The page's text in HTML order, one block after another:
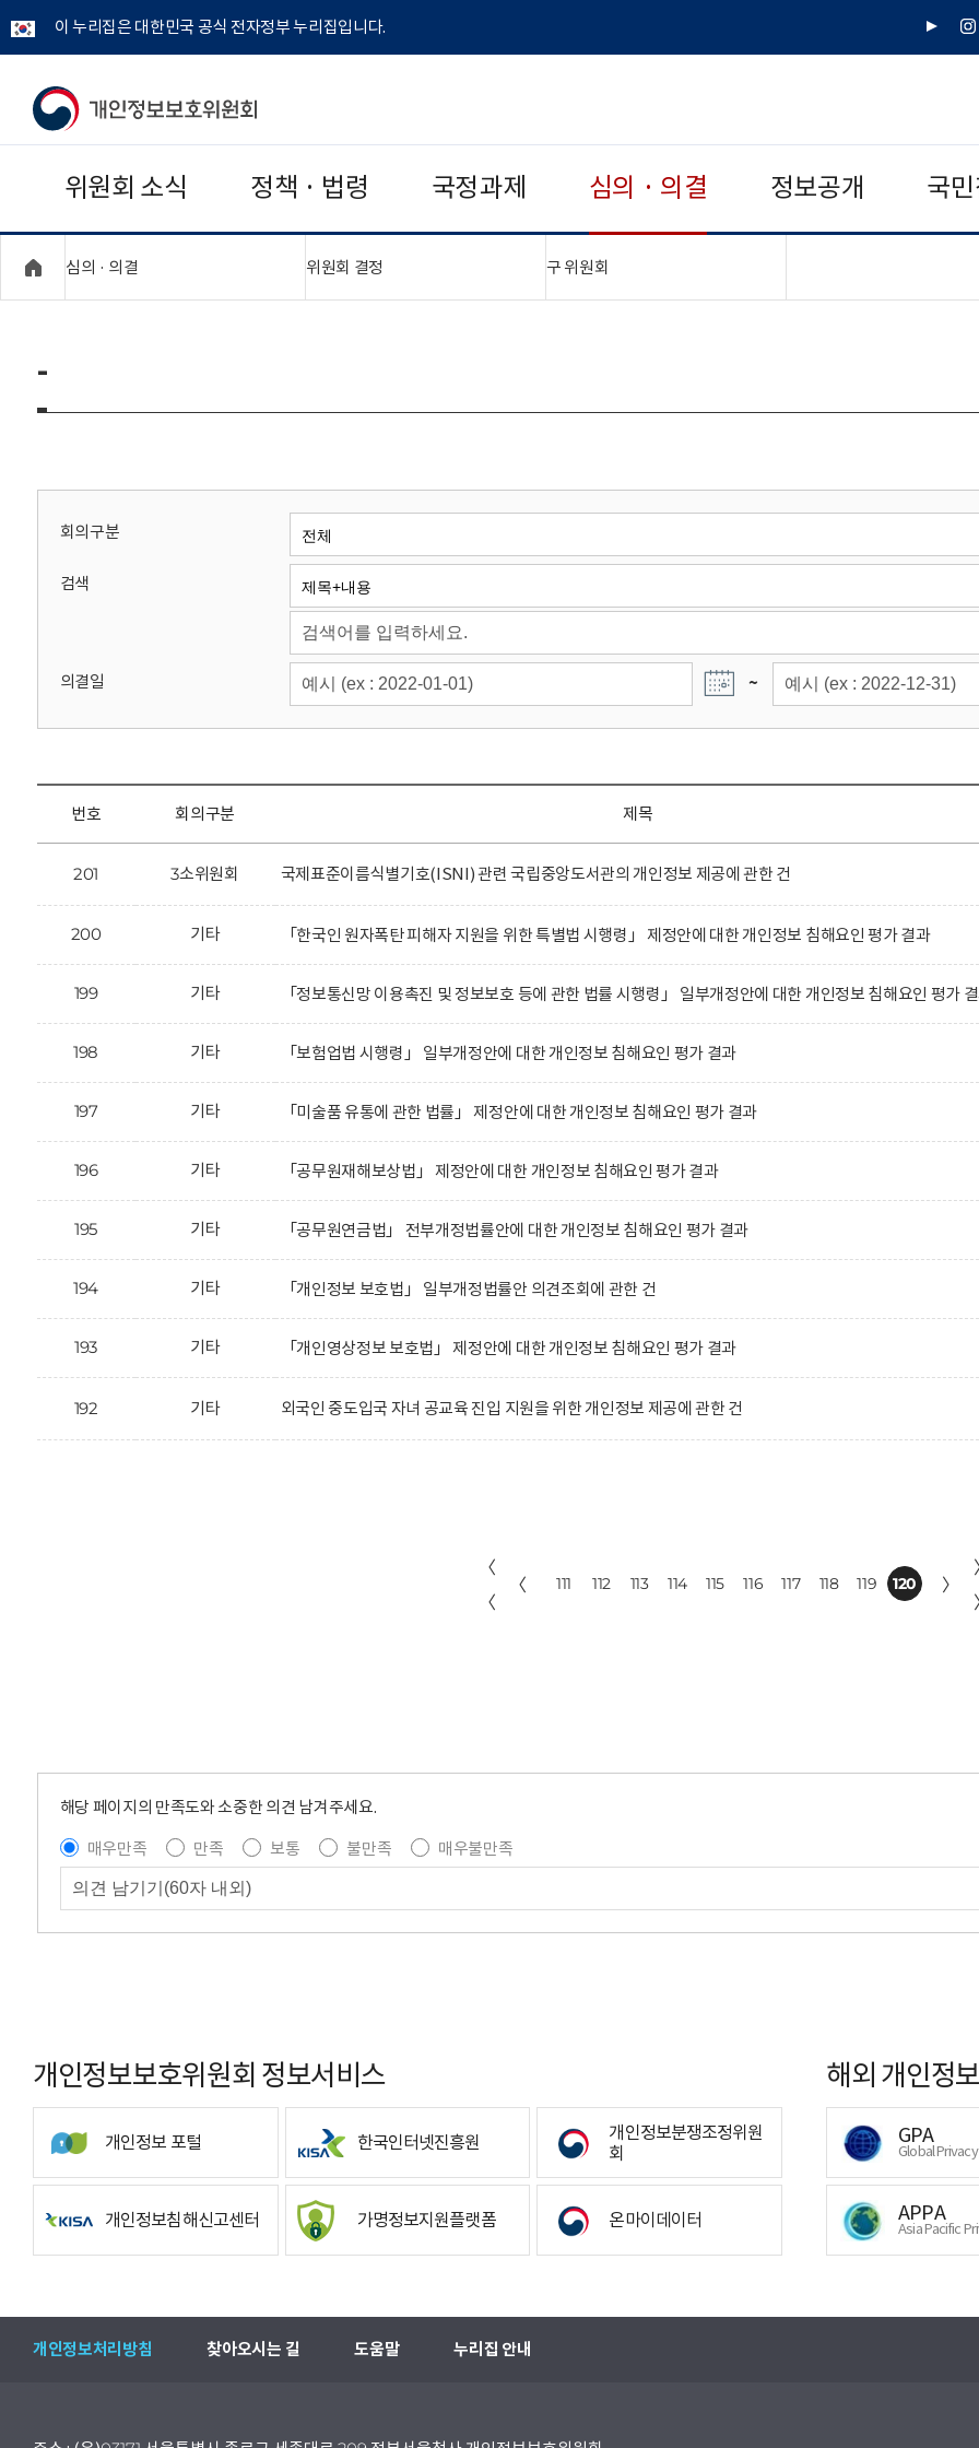
이 누리집은 대한민국 공식 전자정부 누리집입니다.
유
인
개
보
보
위
회
위원회 소식 정책 · 법령 국정과제 심의 · 의결 정보공개 국
심의 · 의결 위원회 결정 구 위원회
-
회의구분
검색
의결일 ~
번호 회의구분 제목
201 3소위원회 국제표준이름식별기호(ISNI) 관련 국립중앙도서관의 개인정보 제공에 관한 건
200 기타 「한국인 원자폭탄 피해자 지원을 위한 특별법 시행령」 제정안에 대한 개인정보 침해요인 평가 결과
199 기타 「정보통신망 이용촉진 및 정보보호 등에 관한 법률 시행령」 일부개정안에 대한 개인정보 침해요인 평가
198 기타 「보험업법 시행령」 일부개정안에 대한 개인정보 침해요인 평가 결과
197 기타 「미술품 유통에 관한 법률」 제정안에 대한 개인정보 침해요인 평가 결과
196 기타 「공무원재해보상법」 제정안에 대한 개인정보 침해요인 평가 결과
195 기타 「공무원연금법」 전부개정법률안에 대한 개인정보 침해요인 평가 결과
194 기타 「개인정보 보호법」 일부개정법률안 의견조회에 관한 건
193 기타 「개인영상정보 보호법」 제정안에 대한 개인정보 침해요인 평가 결과
192 기타 외국인 중도입국 자녀 공교육 진입 지원을 위한 개인정보 제공에 관한 건
〈
〈
〈 111 112 113 114 115 116 117 118 119 120 〉
해당 페이지의 만족도와 소중한 의견 남겨주세요.
매우만족
만족 보통 불만족
매우불만족
개인정보보호위원회 정보서비스
개인정보 포털 한국인터넷진흥원
개인정보분쟁조정위원
회
개인정보침해신고센터 가명정보지원플랫폼 온마이데이터
해외 개인정
GPA
Global
APPA
Asia Pacific
개인정보처리방침 찾아오시는 길 도움말 누리집 안내